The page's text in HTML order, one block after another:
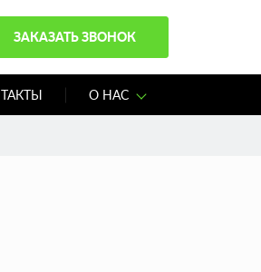
ЗАКАЗАТЬ ЗВОНОК
О НАС